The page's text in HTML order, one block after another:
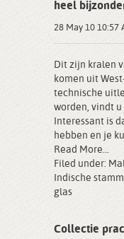
heel
28 May 10 10:57
Dit zijn kralen
komen uit
technische
worden, vindt u
Interessant is
hebben en je
Read More...
Filed under:
Indische
glas
Collectie